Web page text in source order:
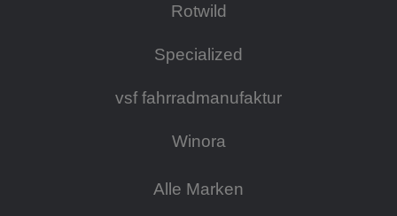
Rotwild
Specialized
vsf fahrradmanufaktur
Winora
Alle Marken